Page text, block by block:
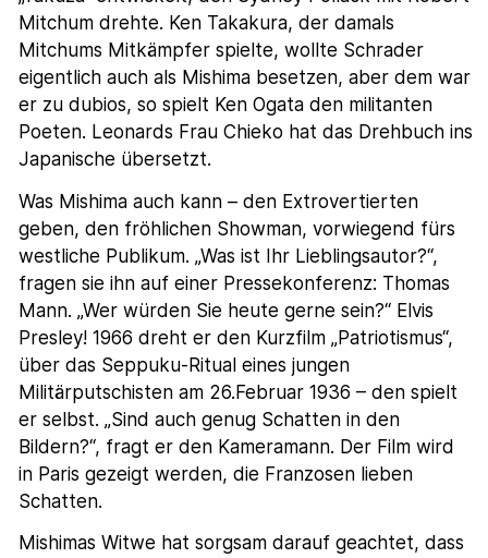
Mitchum drehte. Ken Takakura, der damals
Mitchums Mitkämpfer spielte, wollte Schrader
eigentlich auch als Mishima besetzen, aber dem war
er zu dubios, so spielt Ken Ogata den militanten
Poeten. Leonards Frau Chieko hat das Drehbuch ins
Japanische übersetzt.
Was Mishima auch kann – den Extrovertierten
geben, den fröhlichen Showman, vorwiegend fürs
westliche Publikum. „Was ist Ihr Lieblingsautor?“,
fragen sie ihn auf einer Pressekonferenz: Thomas
Mann. „Wer würden Sie heute gerne sein?“ Elvis
Presley! 1966 dreht er den Kurzfilm „Patriotismus“,
über das Seppuku-Ritual eines jungen
Militärputschisten am 26.Februar 1936 – den spielt
er selbst. „Sind auch genug Schatten in den
Bildern?“, fragt er den Kameramann. Der Film wird
in Paris gezeigt werden, die Franzosen lieben
Schatten.
Mishimas Witwe hat sorgsam darauf geachtet, dass